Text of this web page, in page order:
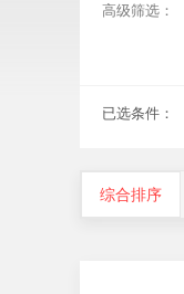
高级筛选：
已选条件：
综合排序